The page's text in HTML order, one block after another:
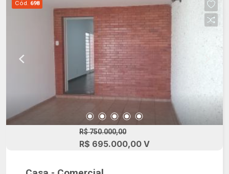
Cód. 698
R$ 750.000,00
R$ 695.000,00 V